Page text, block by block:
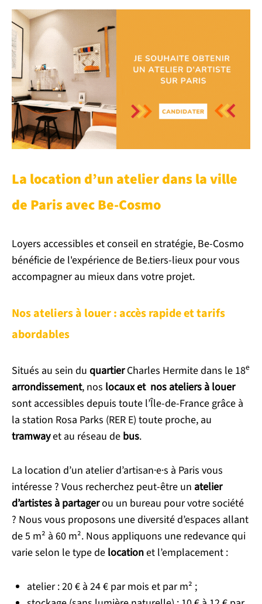
La location d’un atelier dans la ville
de Paris avec Be-Cosmo
Loyers accessibles et conseil en stratégie, Be-Cosmo
bénéficie de l'expérience de Be.tiers-lieux pour vous
accompagner au mieux dans votre projet.
Nos ateliers à louer : accès rapide et tarifs
abordables
Situés au sein du quartierCharles Hermite dans le 18e
arrondissement, nos locaux et nos ateliers à louer
sont accessibles depuis toute l’Île-de-France grâce à
la station Rosa Parks (RER E) toute proche, au
tramwayet au réseau de bus.
La location d’un atelier d’artisan·e·s à Paris vous
intéresse ? Vous recherchez peut-être un atelier
d’artistes à partagerou un bureau pour votre société
? Nous vous proposons une diversité d’espaces allant
de 5 m² à 60 m². Nous appliquons une redevance qui
varie selon le type de locationet l’emplacement :
atelier : 20 € à 24 € par mois et par m² ;